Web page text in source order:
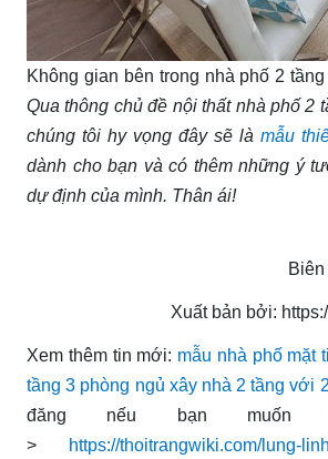
Không gian bên trong nhà phố 2
Qua thông chủ đề nội thất nhà phố 2
chúng tôi hy vọng đây sẽ là mẫu
dành cho bạn và có thêm những ý
dự định của mình. Thân ái!
Xuất bản bởi:
Xem thêm tin mới: mẫu nhà phố mặt
tầng 3 phòng ngủ xây nhà 2 tầng với
đăng nếu bạn
>
https://thoitrangwiki.com/lung-